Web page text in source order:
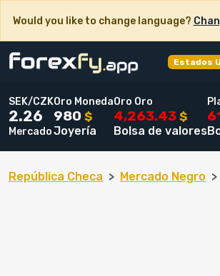
Would you like to change language?
Estados
SEK/CZK
2.26
Mercado
Oro Moneda
980 $
Joyería
Oro Oro
4,263.43 $
Bolsa de valores
República Checa Mercado Negro